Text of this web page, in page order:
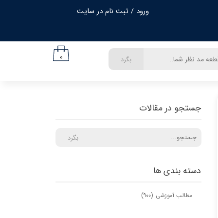
ورود / ثبت نام در سایت
تغییر گذر واژه
۰ بگرد
دسته بندی ها
مطالب آموزشی (۹۰۰)
جستجو در مقالات
بگرد